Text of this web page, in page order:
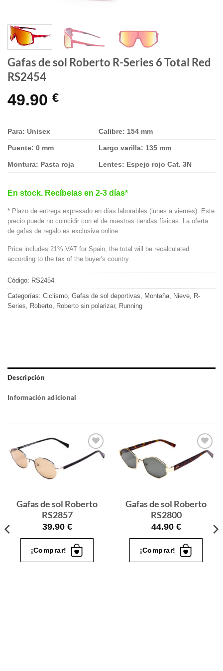
Gafas de sol Roberto R-Series 6 Total Red
RS2454
49.90 €
Para: Unisex Calibre: 154 mm
Puente: 0 mm Largo varilla: 135 mm
Montura: Pasta roja Lentes: Espejo rojo Cat. 3N
En stock. Recíbelas en 2-3 días*
* Plazo de entrega expresado en días laborables (lunes a viernes). Este
precio puede no coincidir con el de nuestras tiendas físicas. La oferta
de gafas de regalo es exclusiva online.
Price includes 21% VAT for Spain, the total will be recalculated
according to the tax of the buyer's country.
Código: RS2454
Categorías: Ciclismo, Gafas de sol deportivas, Montaña, Nieve, R-
Series, Roberto, Roberto sin polarizar, Running
Descripción
Información adicional
Gafas
Gafas de sol Roberto
RS2857
39.90 €
¡Comprar!
Gafas
Gafas de sol Roberto
RS2800
44.90 €
¡Comprar!